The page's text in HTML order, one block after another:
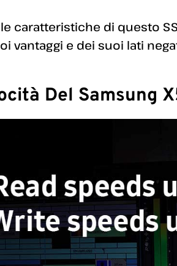
caratteristiche di questo
vantaggi e dei suoi lati
Del Samsung